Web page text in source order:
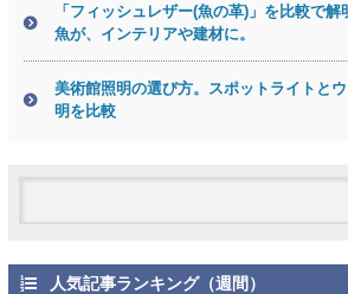
「フィッシュレザー(魚の革)」を比較で
魚が、インテリアや建材に。
美術館照明の選び方。スポットライトと
明を比較
人気記事ランキング（週間）